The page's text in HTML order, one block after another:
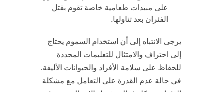
على مبيدات طعامية خاصة تقوم بقتل
الفئران بعد تناولها.
يرجى الانتباه إلى أن استخدام السموم يحتاج
إلى احتراف والامتثال للتعليمات المحددة
للحفاظ على سلامة الأفراد والحيوانات الأليفة.
في حالة عدم القدرة على التعامل مع مشكلة